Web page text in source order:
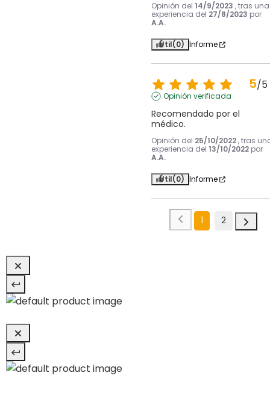
Opinión del 14/9/2023 , tras una
experiencia del 27/8/2023 por
A.A.
Útil(0) Informe
5/5
Opinión verificada
Recomendado por el
médico.
Opinión del 25/10/2022 , tras
experiencia del 13/10/2022 por
A.A.
Útil(0) Informe
1 2